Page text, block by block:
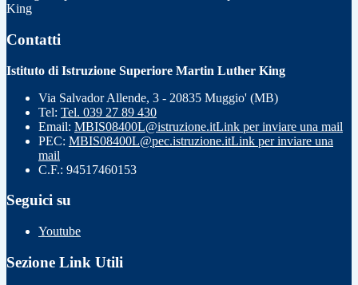
King
Contatti
Istituto di Istruzione Superiore Martin Luther King
Via Salvador Allende, 3 - 20835 Muggio' (MB)
Tel: Tel. 039 27 89 430
Email: MBIS08400L@istruzione.itLink per inviare una mail
PEC: MBIS08400L@pec.istruzione.itLink per inviare una
mail
C.F.: 94517460153
Seguici su
Youtube
Sezione Link Utili